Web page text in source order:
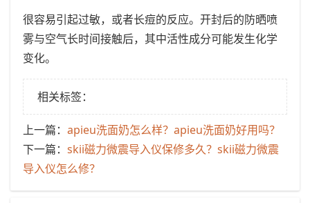
很容易引起过敏，或者长痘的反应。开封后的防晒喷
雾与空气长时间接触后，其中活性成分可能发生化学
变化。
相关标签：
上一篇： ​apieu洗面奶怎么样？apieu洗面奶好用吗？
下一篇： ​skii磁力微震导入仪保修多久？skii磁力微震
导入仪怎么修？